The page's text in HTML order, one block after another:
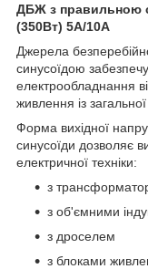
ДБЖ з правильною
(350Вт) 5A/10A
Джерела
синусоїдою
електрообладнання
живлення із
Форма вихідної
синусоїди дозволяє
електричної техніки:
з
з об'ємними
з дроселем
з блоками